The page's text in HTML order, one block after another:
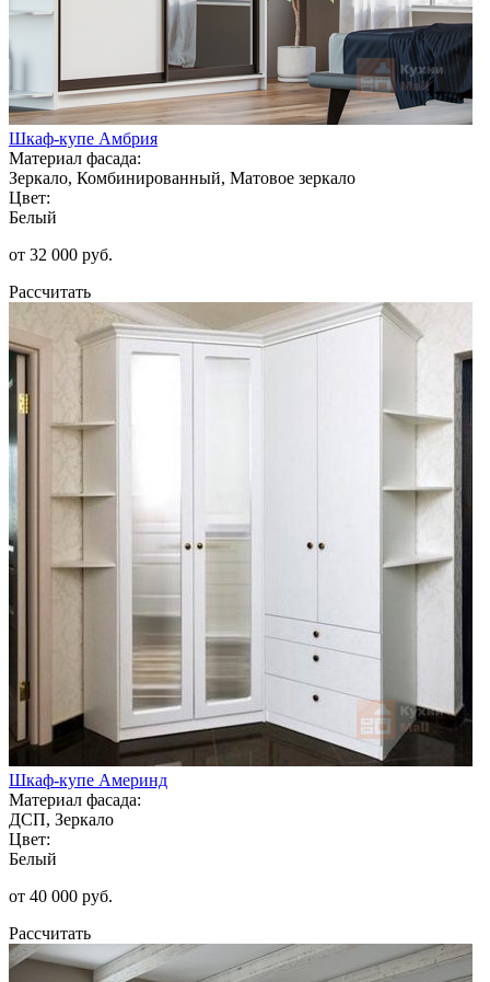
Шкаф-купе Амбрия
Материал фасада:
Зеркало, Комбинированный, Матовое зеркало
Цвет:
Белый
от 32 000 руб.
Рассчитать
Шкаф-купе Америнд
Материал фасада:
ДСП, Зеркало
Цвет:
Белый
от 40 000 руб.
Рассчитать